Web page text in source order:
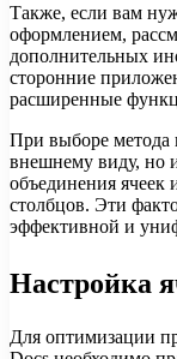
Также, если вам
оформлением,
дополнительных
сторонние
расширенные
При выборе метода
внешнему виду, но
объединения ячеек
столбцов. Эти
эффективной и
Настройка
Для оптимизации